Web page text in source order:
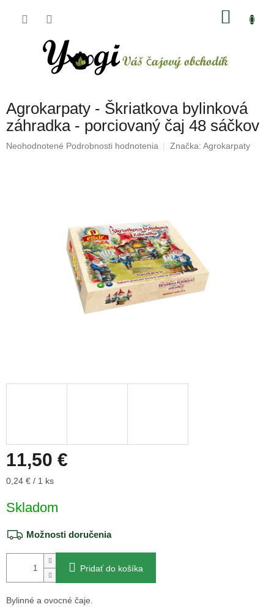
Agrokarpaty - Škriatkova bylinková
záhradka - porciovaný čaj 48 sáčkov
Priemerné
Neohodnotené Podrobnosti hodnotenia Značka: Agrokarpaty
11,50 €
Jednotková
0,24 € / 1 ks
Skladom
Možnosti doručenia
Pridať do košíka
Bylinné a ovocné čaje.